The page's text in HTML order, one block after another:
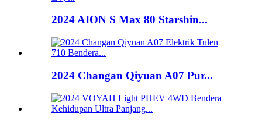
2024 AION S Max 80 Starshin...
2024 Changan Qiyuan A07 Pur...